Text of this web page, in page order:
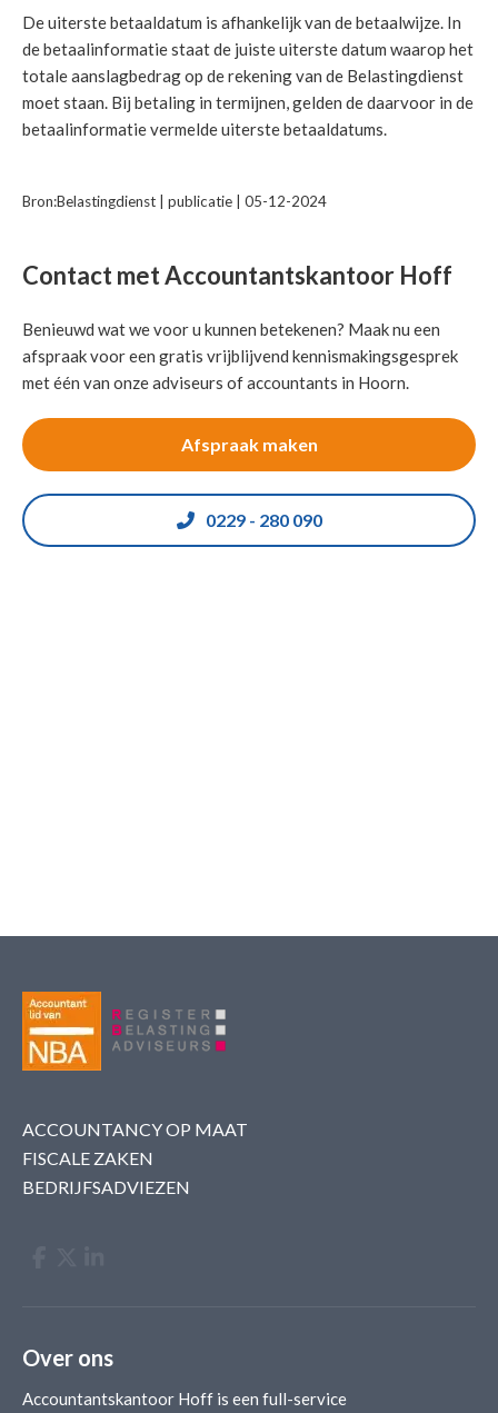
De uiterste betaaldatum is afhankelijk van de betaalwijze. In
de betaalinformatie staat de juiste uiterste datum waarop het
totale aanslagbedrag op de rekening van de Belastingdienst
moet staan. Bij betaling in termijnen, gelden de daarvoor in de
betaalinformatie vermelde uiterste betaaldatums.
Bron:Belastingdienst | publicatie | 05-12-2024
Contact met Accountantskantoor Hoff
Benieuwd wat we voor u kunnen betekenen? Maak nu een
afspraak voor een gratis vrijblijvend kennismakingsgesprek
met één van onze adviseurs of accountants in Hoorn.
Afspraak maken
0229 - 280 090
ACCOUNTANCY OP MAAT
FISCALE ZAKEN
BEDRIJFSADVIEZEN
Over ons
Accountantskantoor Hoff is een full-service